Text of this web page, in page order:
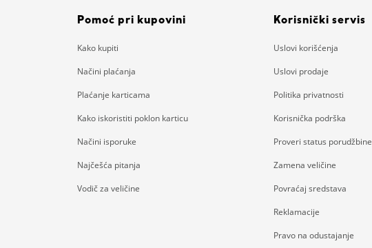
Pomoć pri kupovini
Kako kupiti
Načini plaćanja
Plaćanje karticama
Kako iskoristiti poklon karticu
Načini isporuke
Najčešća pitanja
Vodič za veličine
Korisnički servis
Uslovi korišćenja
Uslovi prodaje
Politika privatnosti
Korisnička podrška
Proveri status porudžbine
Zamena veličine
Povraćaj sredstava
Reklamacije
Pravo na odustajanje